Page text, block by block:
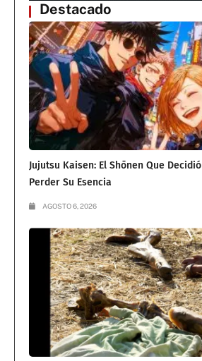
Destacado
Jujutsu Kaisen: El Shōnen Que
Perder Su Esencia
AGOSTO 6, 2026